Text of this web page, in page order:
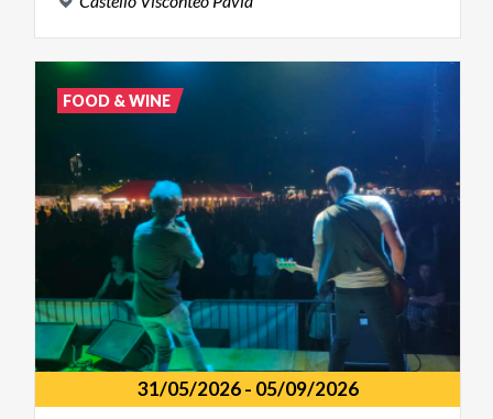
31/05/2026- 05/09/2026
FOOD & WINE